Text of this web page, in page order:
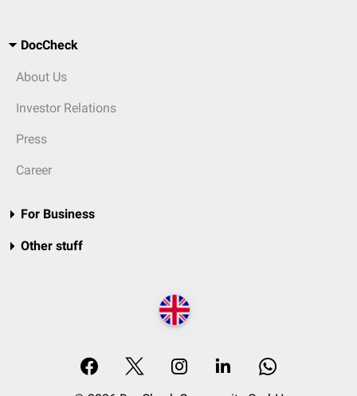
DocCheck
About Us
Investor Relations
Press
Career
For Business
Other stuff